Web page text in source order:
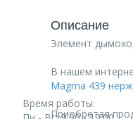
Время работы:
Описание
Элемент
В нашем
Magma 439 нерж
Приобретая